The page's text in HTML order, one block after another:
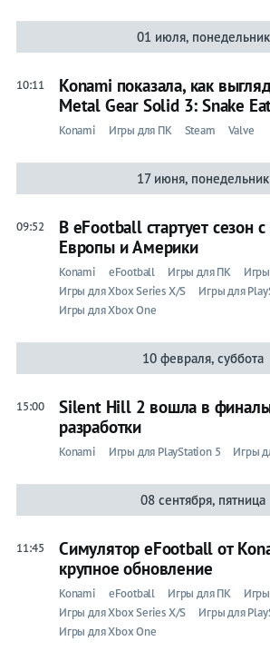
01 июля, понедельник
10:11
Konami показала, как
Metal Gear Solid 3: Snake
Konami Игры для ПК Steam Valve
17 июня, понедельник
09:52
В eFootball стартует сезон
Европы и Америки
Konami eFootball Игры для ПК
Игры для Xbox Series X/S
Игры для
Игры для Xbox One
10 февраля, суббота
15:00
Silent Hill 2 вошла в
разработки
Konami Игры для PlayStation 5 Игры
08 сентября, пятница
11:45
Симулятор eFootball от
крупное обновление
Konami eFootball Игры для ПК
Игры для Xbox Series X/S
Игры для
Игры для Xbox One